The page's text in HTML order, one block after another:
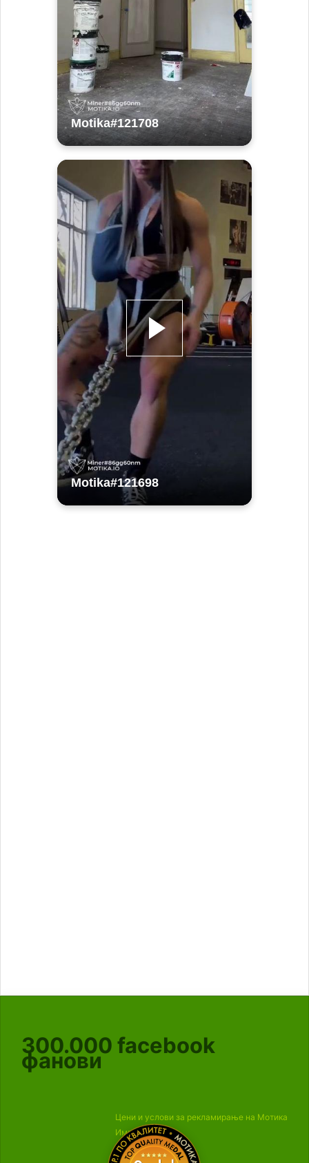
300.000 facebook
фанови
Цени и услови за рекламирање на Мотика
Импресум